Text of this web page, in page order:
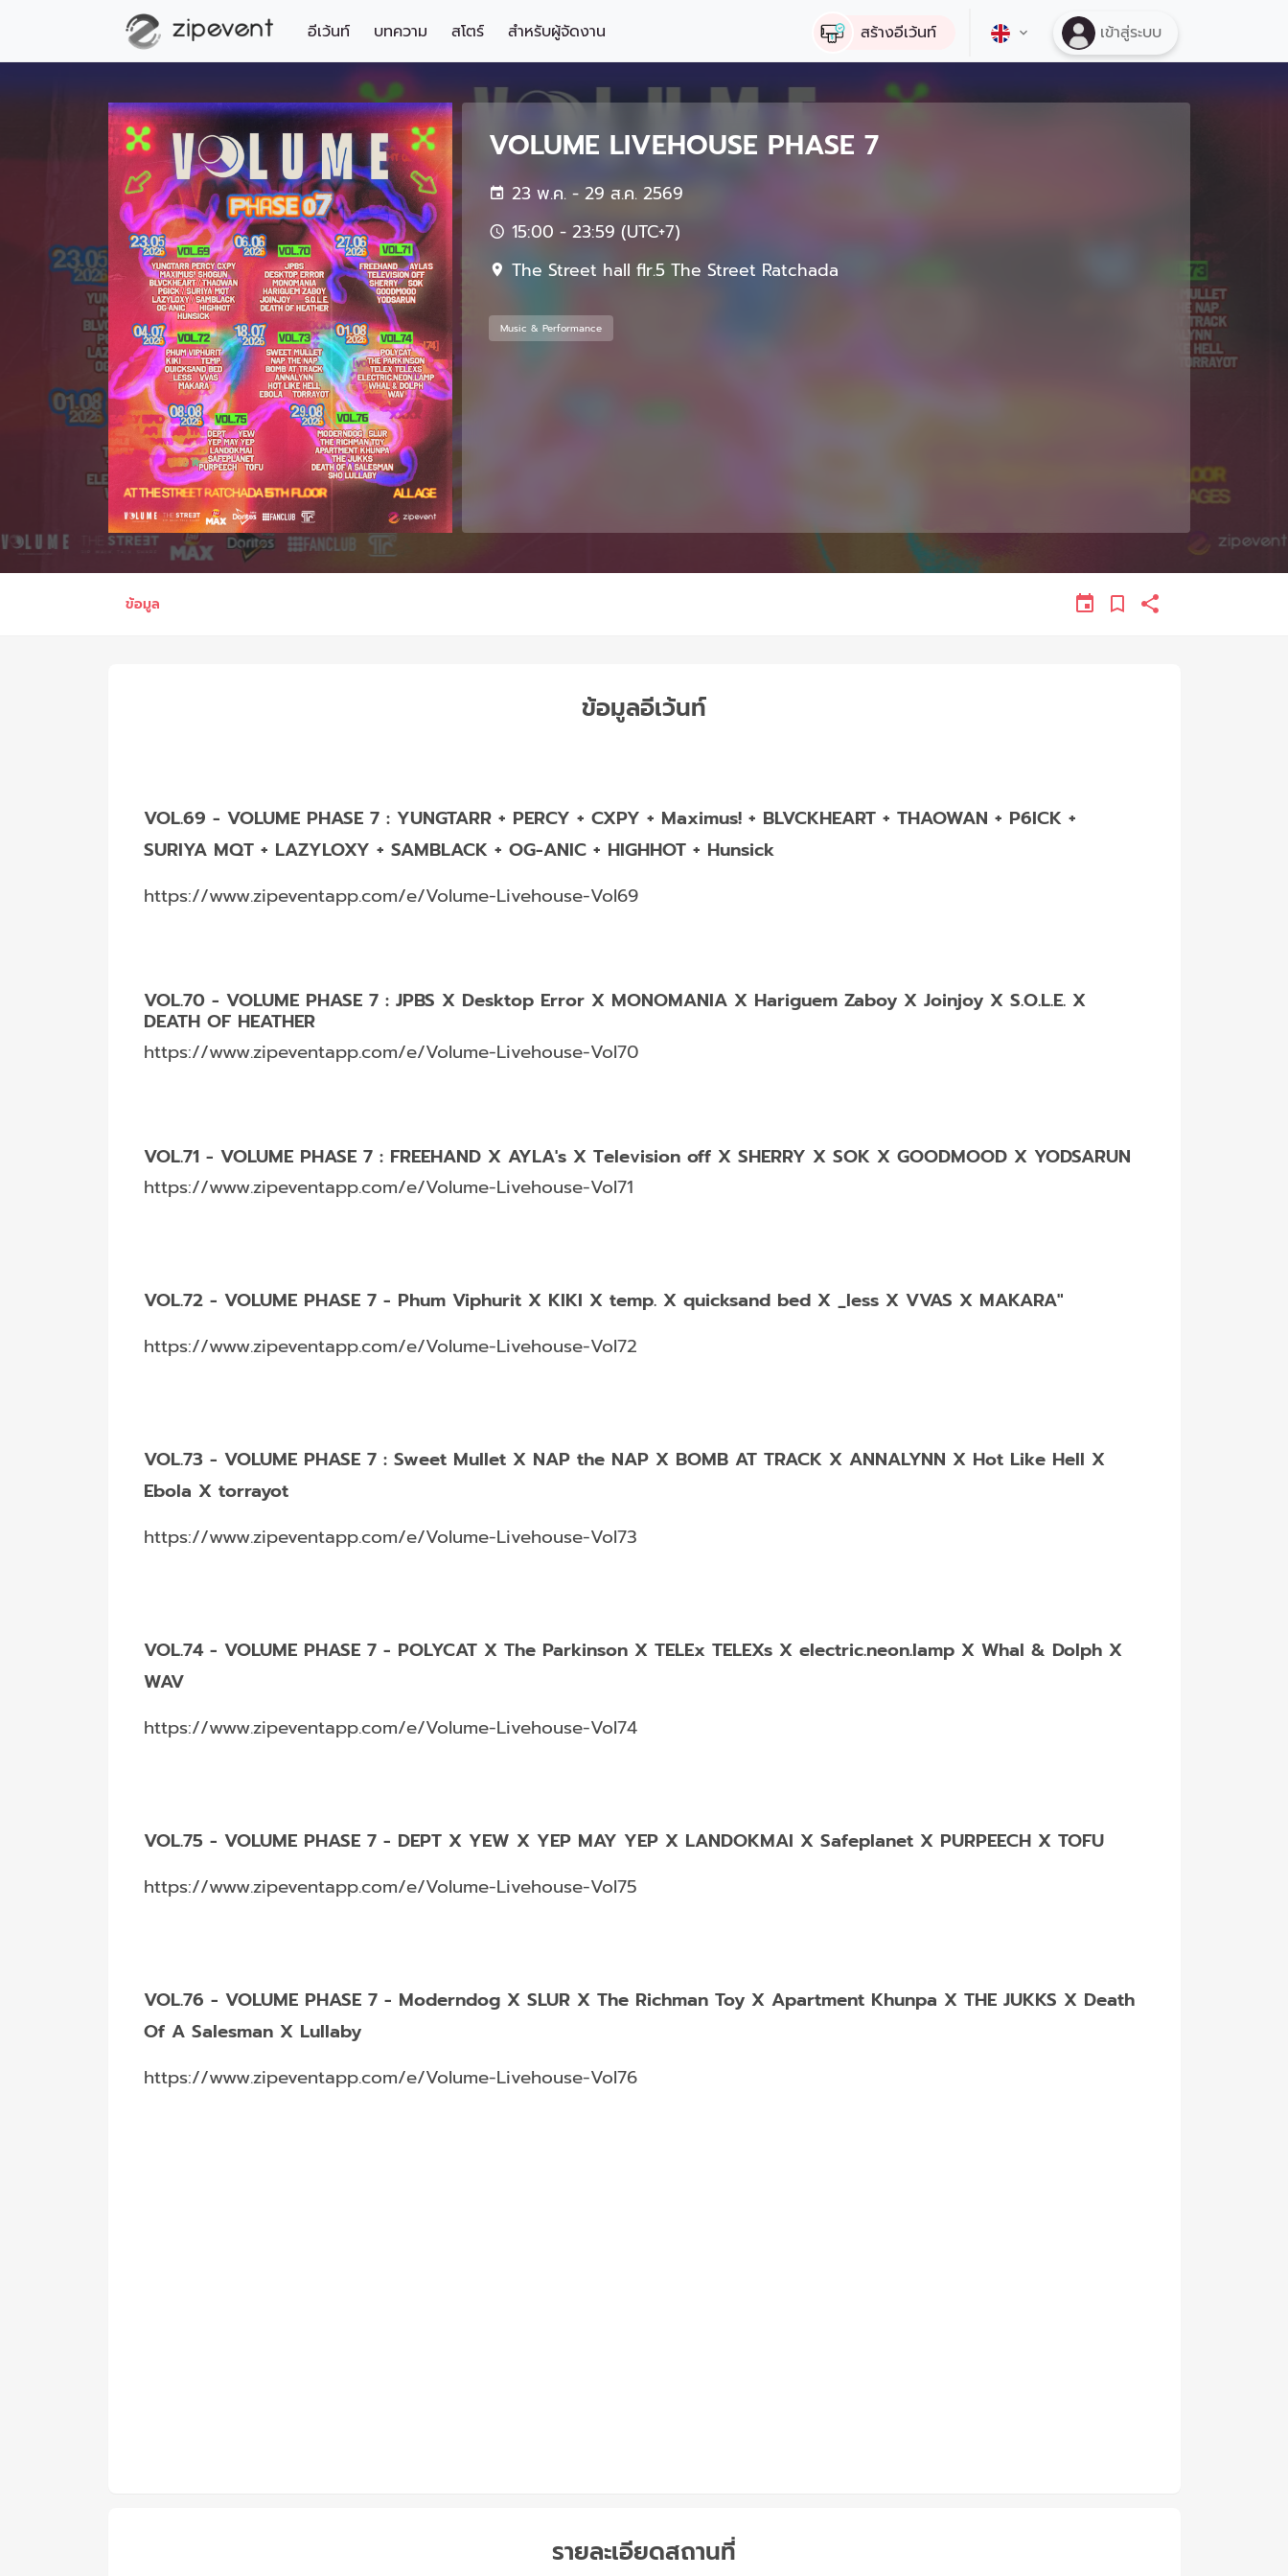
อีเว้นท์ บทความ สโตร์ สำหรับผู้จัดงาน สร้างอีเว้นท์ เข้าสู่ระบบ
VOLUME LIVEHOUSE PHASE 7
23 พ.ค. - 29 ส.ค. 2569
15:00 - 23:59 (UTC+7)
The Street hall flr.5 The Street Ratchada
Music & Performance
ข้อมูล
ข้อมูลอีเว้นท์
VOL.69 - VOLUME PHASE 7 : YUNGTARR + PERCY + CXPY + Maximus! + BLVCKHEART + THAOWAN + P6ICK +
SURIYA MQT + LAZYLOXY + SAMBLACK + OG-ANIC + HIGHHOT + Hunsick
https://www.zipeventapp.com/e/Volume-Livehouse-Vol69
VOL.70 - VOLUME PHASE 7 : JPBS X Desktop Error X MONOMANIA X Hariguem Zaboy X Joinjoy X S.O.L.E. X
DEATH OF HEATHER
https://www.zipeventapp.com/e/Volume-Livehouse-Vol70
VOL.71 - VOLUME PHASE 7 : FREEHAND X AYLA's X Television off X SHERRY X SOK X GOODMOOD X YODSARUN
https://www.zipeventapp.com/e/Volume-Livehouse-Vol71
VOL.72 - VOLUME PHASE 7 - Phum Viphurit X KIKI X temp. X quicksand bed X _less X VVAS X MAKARA"
https://www.zipeventapp.com/e/Volume-Livehouse-Vol72
VOL.73 - VOLUME PHASE 7 : Sweet Mullet X NAP the NAP X BOMB AT TRACK X ANNALYNN X Hot Like Hell X
Ebola X torrayot
https://www.zipeventapp.com/e/Volume-Livehouse-Vol73
VOL.74 - VOLUME PHASE 7 - POLYCAT X The Parkinson X TELEx TELEXs X electric.neon.lamp X Whal & Dolph X
WAV
https://www.zipeventapp.com/e/Volume-Livehouse-Vol74
VOL.75 - VOLUME PHASE 7 - DEPT X YEW X YEP MAY YEP X LANDOKMAI X Safeplanet X PURPEECH X TOFU
https://www.zipeventapp.com/e/Volume-Livehouse-Vol75
VOL.76 - VOLUME PHASE 7 - Moderndog X SLUR X The Richman Toy X Apartment Khunpa X THE JUKKS X Death
Of A Salesman X Lullaby
https://www.zipeventapp.com/e/Volume-Livehouse-Vol76
รายละเอียดสถานที่